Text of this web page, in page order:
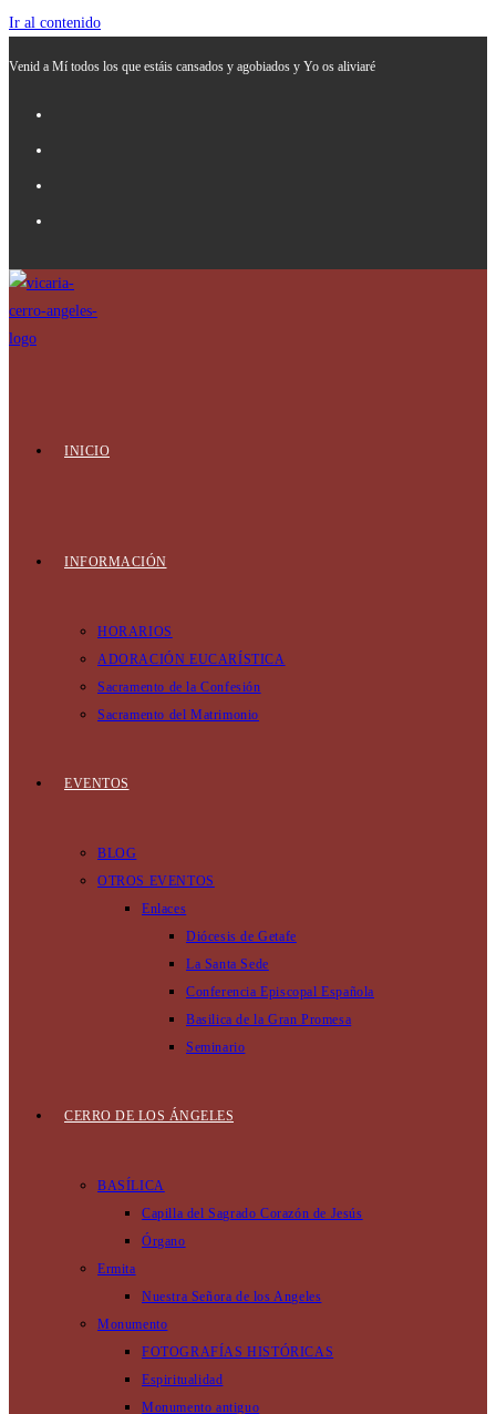
Ir al contenido
Venid a Mí todos los que estáis cansados y agobiados y Yo os aliviaré
INICIO
INFORMACIÓN
HORARIOS
ADORACIÓN EUCARÍSTICA
Sacramento de la Confesión
Sacramento del Matrimonio
EVENTOS
BLOG
OTROS EVENTOS
Enlaces
Diócesis de Getafe
La Santa Sede
Conferencia Episcopal Española
Basilica de la Gran Promesa
Seminario
CERRO DE LOS ÁNGELES
BASÍLICA
Capilla del Sagrado Corazón de Jesús
Órgano
Ermita
Nuestra Señora de los Angeles
Monumento
FOTOGRAFÍAS HISTÓRICAS
Espiritualidad
Monumento antiguo